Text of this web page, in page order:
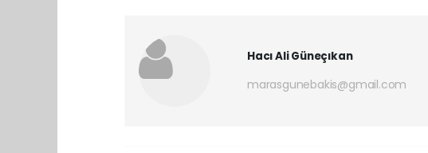
Hacı Ali Güneçıkan
marasgunebakis@gmail.com